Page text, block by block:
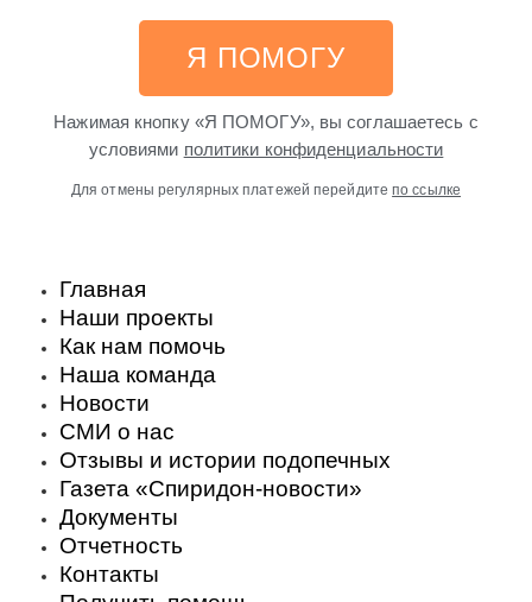
Я ПОМОГУ
Нажимая кнопку «Я ПОМОГУ», вы соглашаетесь с
условиями политики конфиденциальности
Для отмены регулярных платежей перейдитепо ссылке
Главная
Наши проекты
Как нам помочь
Наша команда
Новости
СМИ о нас
Отзывы и истории подопечных
Газета «Спиридон-новости»
Документы
Отчетность
Контакты